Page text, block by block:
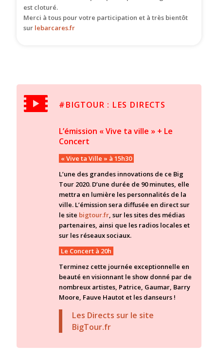
est cloturé.
Merci à tous pour votre participation et à très bientôt
sur lebarcares.fr
#BIGTOUR : LES DIRECTS
L’émission « Vive ta ville » + Le
Concert
« Vive ta Ville » à 15h30
L’une des grandes innovations de ce Big
Tour 2020. D’une durée de 90 minutes, elle
mettra en lumière les personnalités de la
ville. L’émission sera diffusée en direct sur
le site bigtour.fr, sur les sites des médias
partenaires, ainsi que les radios locales et
sur les réseaux sociaux.
Le Concert à 20h
Terminez cette journée exceptionnelle en
beauté en visionnant le show donné par de
nombreux artistes, Patrice, Gaumar, Barry
Moore, Fauve Hautot et les danseurs !
Les Directs sur le site
BigTour.fr